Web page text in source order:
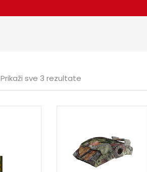
Prikaži sve 3 rezultate